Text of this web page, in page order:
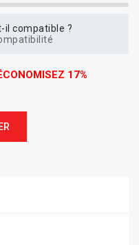
il compatible ?
17%